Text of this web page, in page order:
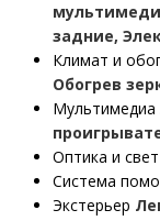
задние,
Климат и
Обогрев
Мультимедиа
Оптика и свет
Система
Экстерьер